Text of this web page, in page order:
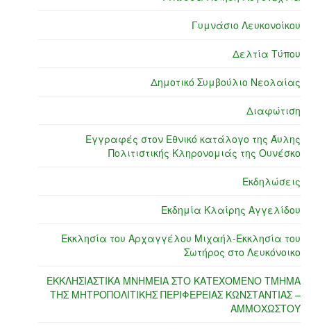
Γυμνάσιο Λευκονοίκου
Δελτία Τύπου
Δημοτικό Συμβούλιο Νεολαίας
Διαφώτιση
Εγγραφές στον Εθνικό κατάλογο της Άυλης
Πολιτιστικής Κληρονομιάς της Ουνέσκο
Εκδηλώσεις
Εκδημία Κλαίρης Αγγελίδου
Εκκλησία του Αρχαγγέλου Μιχαήλ-Εκκλησία του
Σωτήρος στο Λευκόνοικο
ΕΚΚΛΗΣΙΑΣΤΙΚΑ ΜΝΗΜΕΙΑ ΣΤΟ ΚΑΤΕΧΟΜΕΝΟ ΤΜΗΜΑ
ΤΗΣ ΜΗΤΡΟΠΟΛΙΤΙΚΗΣ ΠΕΡΙΦΕΡΕΙΑΣ ΚΩΝΣΤΑΝΤΙΑΣ –
ΑΜΜΟΧΩΣΤΟΥ